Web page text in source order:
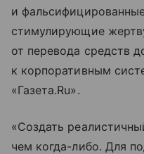
и
стимулирующие
от перевода средств
к корпоративным
«Газета.Ru».
«Создать
чем когда-либо. Для